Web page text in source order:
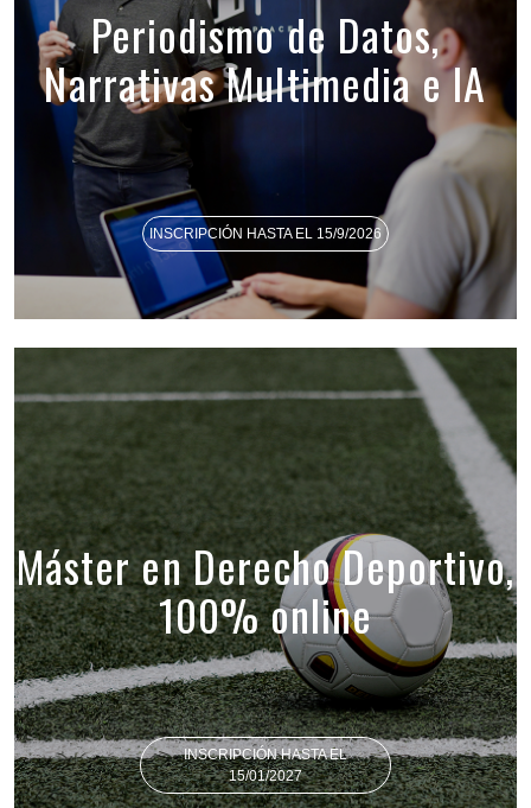
Periodismo de Datos,
Narrativas Multimedia e IA
INSCRIPCIÓN HASTA EL 15/9/2026
Máster en Derecho Deportivo,
100% online
INSCRIPCIÓN HASTA EL
15/01/2027